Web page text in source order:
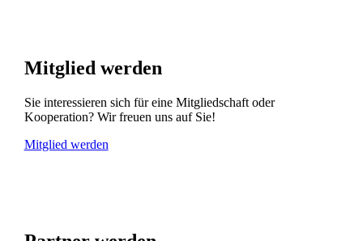
Mitglied werden
Sie interessieren sich für eine Mitgliedschaft oder
Kooperation? Wir freuen uns auf Sie!
Mitglied werden